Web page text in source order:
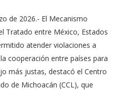
de 2026.- El Mecanismo
Tratado entre México, Estados
atender violaciones a
cooperación entre países para
más justas, destacó el Centro
de Michoacán (CCL), que